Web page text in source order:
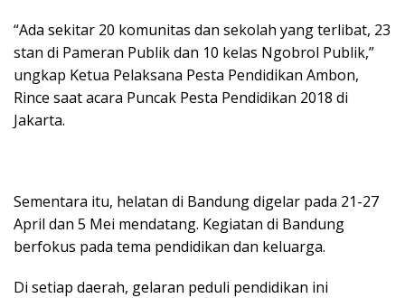
“Ada sekitar 20 komunitas dan sekolah yang terlibat, 23
stan di Pameran Publik dan 10 kelas Ngobrol Publik,”
ungkap Ketua Pelaksana Pesta Pendidikan Ambon,
Rince saat acara Puncak Pesta Pendidikan 2018 di
Jakarta.
Sementara itu, helatan di Bandung digelar pada 21-27
April dan 5 Mei mendatang. Kegiatan di Bandung
berfokus pada tema pendidikan dan keluarga.
Di setiap daerah, gelaran peduli pendidikan ini